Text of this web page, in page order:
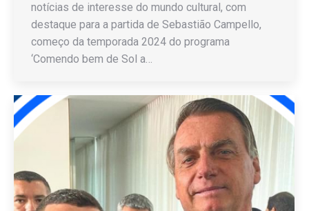
notícias de interesse do mundo cultural, com
destaque para a partida de Sebastião Campello,
começo da temporada 2024 do programa
‘Comendo bem de Sol a…